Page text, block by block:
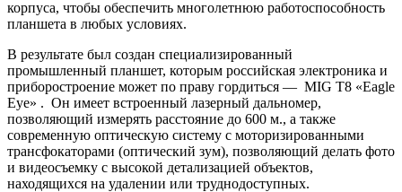
корпуса, чтобы обеспечить многолетнюю работоспособность
планшета в любых условиях.
В результате был создан специализированный
промышленный планшет, которым российская электроника и
приборостроение может по праву гордиться — MIG T8 «Eagle
Eye» . Он имеет встроенный лазерный дальномер,
позволяющий измерять расстояние до 600 м., а также
современную оптическую систему с моторизированными
трансфокаторами (оптический зум), позволяющий делать фото
и видеосъемку с высокой детализацией объектов,
находящихся на удалении или труднодоступных.